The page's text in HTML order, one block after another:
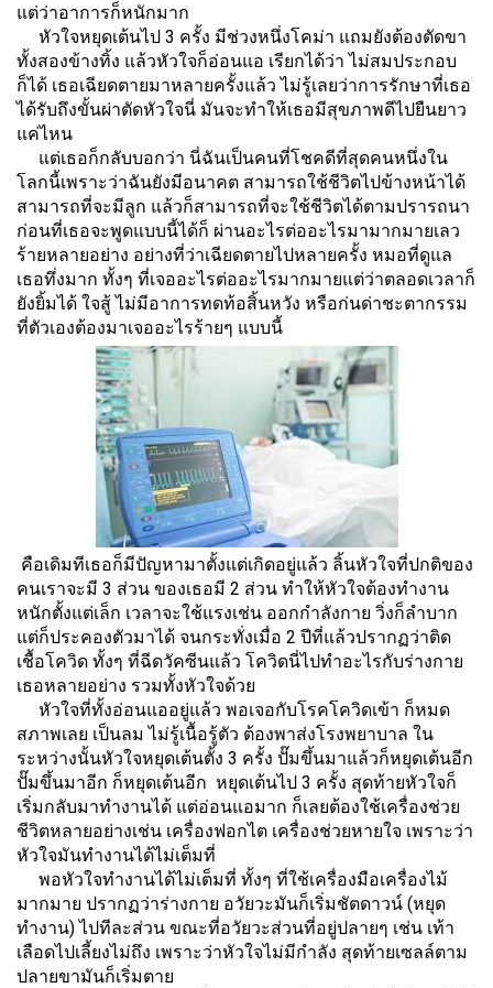
แต่ว่าอาการก็หนักมาก
หัวใจหยุดเต้นไป 3 ครั้ง มีช่วงหนึ่งโคม่า แถมยังต้องตัดขา
ทั้งสองข้างทิ้ง แล้วหัวใจก็อ่อนแอ เรียกได้ว่า ไม่สมประกอบ
ก็ได้ เธอเฉียดตายมาหลายครั้งแล้ว ไม่รู้เลยว่าการรักษาที่เธอ
ได้รับถึงขั้นผ่าตัดหัวใจนี่ มันจะทำให้เธอมีสุขภาพดีไปยืนยาว
แค่ไหน
แต่เธอก็กลับบอกว่า นี่ฉันเป็นคนที่โชคดีที่สุดคนหนึ่งใน
โลกนี้เพราะว่าฉันยังมีอนาคต สามารถใช้ชีวิตไปข้างหน้าได้
สามารถที่จะมีลูก แล้วก็สามารถที่จะใช้ชีวิตได้ตามปรารถนา
ก่อนที่เธอจะพูดแบบนี้ได้ก็ ผ่านอะไรต่ออะไรมามากมายเลว
ร้ายหลายอย่าง อย่างที่ว่าเฉียดตายไปหลายครั้ง หมอที่ดูแล
เธอทึ่งมาก ทั้งๆ ที่เจออะไรต่ออะไรมากมายแต่ว่าตลอดเวลาก็
ยังยิ้มได้ ใจสู้ ไม่มีอาการทดท้อสิ้นหวัง หรือก่นด่าชะตากรรม
ที่ตัวเองต้องมาเจออะไรร้ายๆ แบบนี้
คือเดิมทีเธอก็มีปัญหามาตั้งแต่เกิดอยู่แล้ว ลิ้นหัวใจที่ปกติของ
คนเราจะมี 3 ส่วน ของเธอมี 2 ส่วน ทำให้หัวใจต้องทำงาน
หนักตั้งแต่เล็ก เวลาจะใช้แรงเช่น ออกกำลังกาย วิ่งก็ลำบาก
แต่ก็ประคองตัวมาได้ จนกระทั่งเมื่อ 2 ปีที่แล้วปรากฏว่าติด
เชื้อโควิด ทั้งๆ ที่ฉีดวัคซีนแล้ว โควิดนี่ไปทำอะไรกับร่างกาย
เธอหลายอย่าง รวมทั้งหัวใจด้วย
หัวใจที่ทั้งอ่อนแออยู่แล้ว พอเจอกับโรคโควิดเข้า ก็หมด
สภาพเลย เป็นลม ไม่รู้เนื้อรู้ตัว ต้องพาส่งโรงพยาบาล ใน
ระหว่างนั้นหัวใจหยุดเต้นตั้ง 3 ครั้ง ปั๊มขึ้นมาแล้วก็หยุดเต้นอีก
ปั๊มขึ้นมาอีก ก็หยุดเต้นอีก หยุดเต้นไป 3 ครั้ง สุดท้ายหัวใจก็
เริ่มกลับมาทำงานได้ แต่อ่อนแอมาก ก็เลยต้องใช้เครื่องช่วย
ชีวิตหลายอย่างเช่น เครื่องฟอกไต เครื่องช่วยหายใจ เพราะว่า
หัวใจมันทำงานได้ไม่เต็มที่
พอหัวใจทำงานได้ไม่เต็มที่ ทั้งๆ ที่ใช้เครื่องมือเครื่องไม้
มากมาย ปรากฏว่าร่างกาย อวัยวะมันก็เริ่มชัตดาวน์ (หยุด
ทำงาน) ไปทีละส่วน ขณะที่อวัยวะส่วนที่อยู่ปลายๆ เช่น เท้า
เลือดไปเลี้ยงไม่ถึง เพราะว่าหัวใจไม่มีกำลัง สุดท้ายเซลล์ตาม
ปลายขามันก็เริ่มตาย